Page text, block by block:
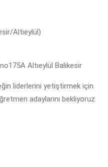
Altıeylül)
Altıeylül Balıkesir
liderlerini yetiştirmek için
adaylarını bekliyoruz.